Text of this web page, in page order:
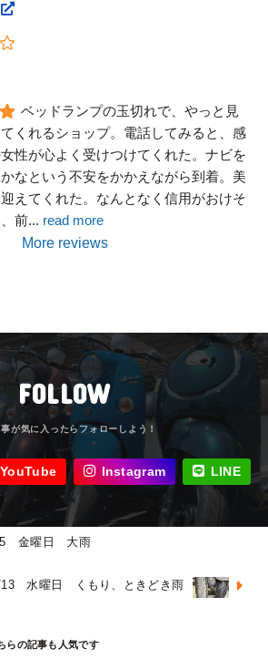
ベッドランプの玉切れで、やっと見
くれるショップ。電話してみると、感
性が心よく受けつけてくれた。ナビを
なという不安をかかえながら到着。美
えてくれた。なんとなく信用がおけそ
前... read more
More reviews
FOLLOW
YouTube Instagram LINE
金曜日 大雨
13 水曜日 くもり、ときどき雨